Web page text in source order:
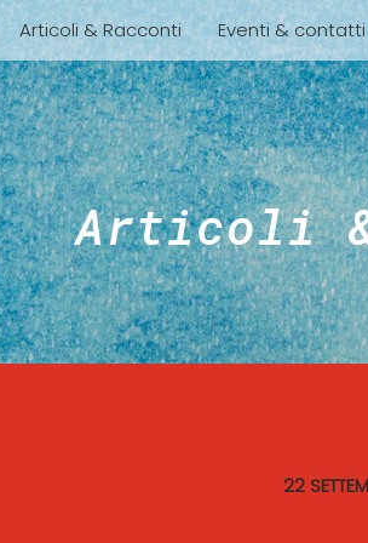
Articoli & Racconti Eventi & contatti
Articoli
22